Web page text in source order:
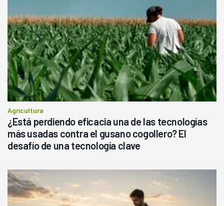
Agricultura
¿Está perdiendo eficacia una de las tecnologías
más usadas contra el gusano cogollero? El
desafío de una tecnología clave